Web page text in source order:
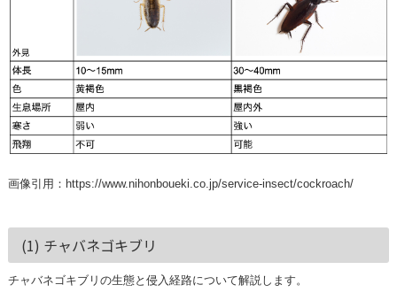
画像引用： https://www.nihonboueki.co.jp/service-insect/cockroach/
(1) チャバネゴキブリ
チャバネゴキブリの生態と侵入経路について解説します。